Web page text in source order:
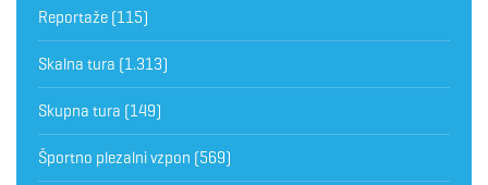
Reportaže (115)
Skalna tura (1.313)
Skupna tura (149)
Športno plezalni vzpon (569)